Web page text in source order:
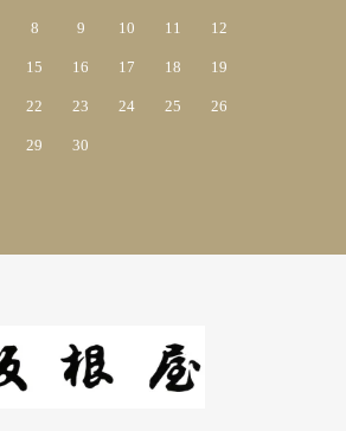
8 9 10 11 12
15 16 17 18 19
22 23 24 25 26
29 30